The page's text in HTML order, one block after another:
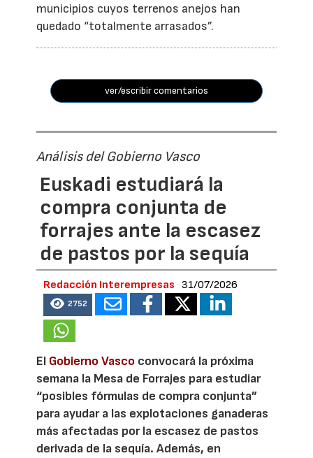
municipios cuyos terrenos anejos han
quedado “totalmente arrasados”.
ver/escribir comentarios
Análisis del Gobierno Vasco
Euskadi estudiará la
compra conjunta de
forrajes ante la escasez
de pastos por la sequía
Redacción Interempresas 31/07/2026
2752
El Gobierno Vasco convocará la próxima
semana la Mesa de Forrajes para estudiar
“posibles fórmulas de compra conjunta”
para ayudar a las explotaciones ganaderas
más afectadas por la escasez de pastos
derivada de la sequía. Además, en